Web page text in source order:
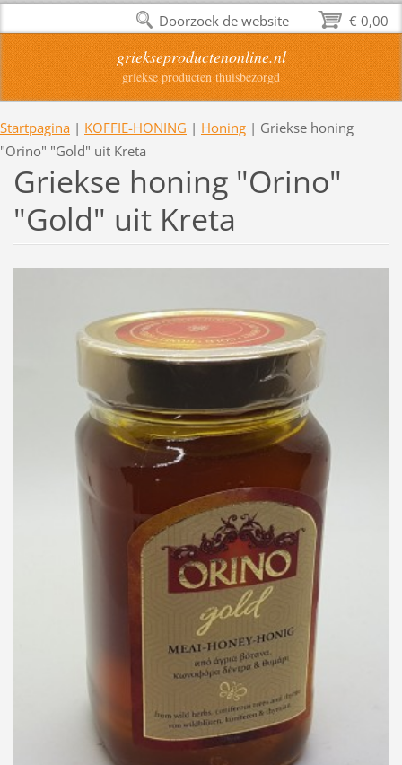
griekseproductenonline.nl
griekse producten thuisbezorgd
Startpagina | KOFFIE-HONING | Honing | Griekse honing
"Orino" "Gold" uit Kreta
Griekse honing "Orino"
"Gold" uit Kreta
€ 0,00
Doorzoek de website